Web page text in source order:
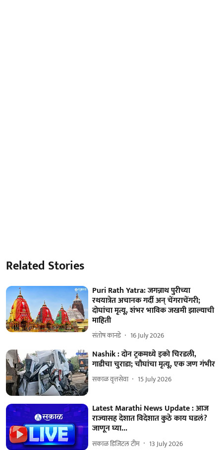
Related Stories
Puri Rath Yatra: जगन्नाथ पुरीच्या
रथयात्रेत अचानक गर्दी अन् चेंगराचेंगरी;
दोघांचा मृत्यू, शंभर भाविक जखमी झाल्याची
माहिती
संतोष कानडे 16 July 2026
Nashik : दोन ट्रकमध्ये इको चिरडली,
गाडीचा चुराडा; चौघांचा मृत्यू, एक जण गंभीर
सकाळ वृत्तसेवा 15 July 2026
Latest Marathi News Update : आज
राज्यासह देशात विदेशात कुठे काय घडलं?
जाणून घ्या...
सकाळ डिजिटल टीम 13 July 2026